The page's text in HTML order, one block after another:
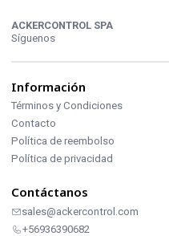
ACKERCONTROL SPA
Síguenos
Información
Términos y Condiciones
Contacto
Política de reembolso
Política de privacidad
Contáctanos
sales@ackercontrol.com
+56936390682